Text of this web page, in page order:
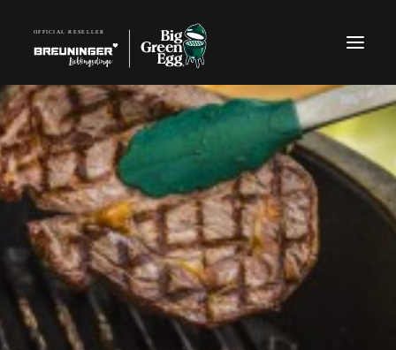
TELEFON: 07940 918270